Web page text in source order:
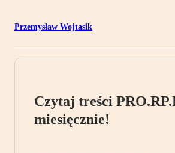
Przemysław Wojtasik
Czytaj treści
miesięcznie!